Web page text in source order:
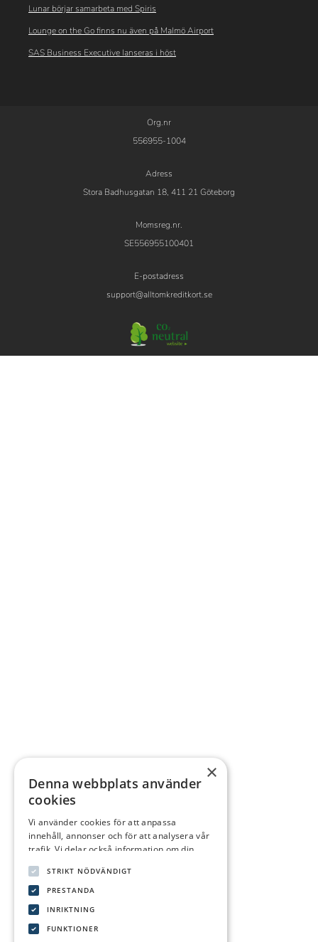
Lunar börjar samarbeta med Spiris
Lounge on the Go finns nu även på Malmö Airport
SAS Business Executive lanseras i höst
Org.nr
556955-1004
Adress
Stora Badhusgatan 18, 411 21 Göteborg
Momsreg.nr.
SE556955100401
E-postadress
support@alltomkreditkort.se
×
Denna webbplats använder
cookies
Vi använder cookies för att anpassa
innehåll, annonser och för att analysera vår
trafik. Vi delar också information om din
reklam- och analyspartners som kan
kombinera den med annan information som
du har tillhandahållit dem eller som de har
samlat in från din användning av deras
tjänster.Integritetspolicy
STRIKT NÖDVÄNDIGT
PRESTANDA
INRIKTNING
FUNKTIONER